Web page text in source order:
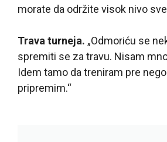
morate da održite visok nivo
Trava turneja. „Odmoriću se
spremiti se za travu. Nisam
Idem tamo da treniram pre
pripremim.“